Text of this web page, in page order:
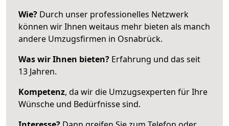
Wie? Durch unser professionelles Netzwerk
können wir Ihnen weitaus mehr bieten als manch
andere Umzugsfirmen in Osnabrück.
Was wir Ihnen bieten? Erfahrung und das seit
13 Jahren.
Kompetenz, da wir die Umzugsexperten für Ihre
Wünsche und Bedürfnisse sind.